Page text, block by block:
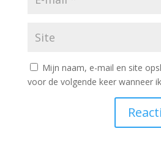
Mijn naam, e-mail en site
voor de volgende keer wanneer